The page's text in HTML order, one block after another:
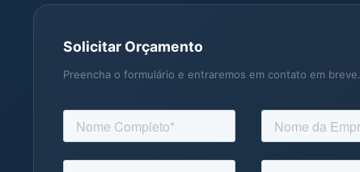
Solicitar Orçamento
Preencha o formulário e entraremos em contato em breve.